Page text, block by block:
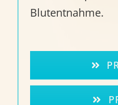
Blutentnahme.